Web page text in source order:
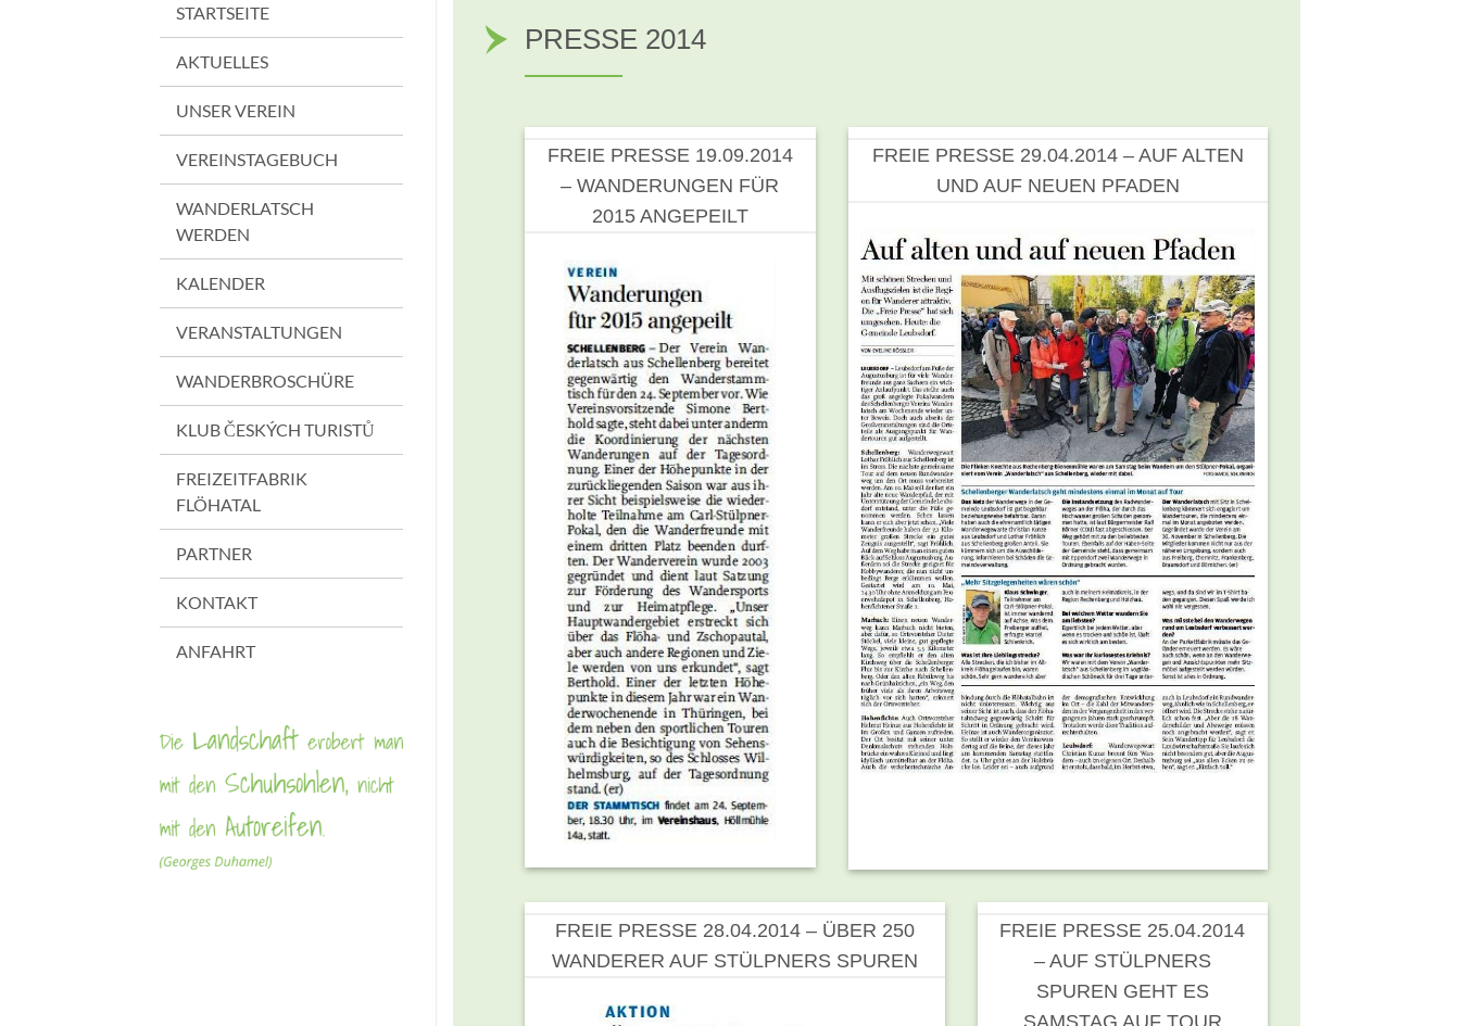
PRESSE 2014
FREIE PRESSE 19.09.2014
– WANDERUNGEN FÜR
2015 ANGEPEILT
FREIE PRESSE 29.04.2014 – AUF ALTEN
UND AUF NEUEN PFADEN
FREIE PRESSE 28.04.2014 – ÜBER 250
WANDERER AUF STÜLPNERS SPUREN
FREIE PRESSE 25.04.2014
– AUF STÜLPNERS
SPUREN GEHT ES
STARTSEITE
AKTUELLES
UNSER VEREIN
VEREINSTAGEBUCH
WANDERLATSCH
WERDEN
KALENDER
VERANSTALTUNGEN
WANDERBROSCHÜRE
KLUB ČESKÝCH TURISTŮ
FREIZEITFABRIK
FLÖHATAL
PARTNER
KONTAKT
ANFAHRT